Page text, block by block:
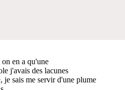
en a qu'une
j'avais des lacunes
je sais me servir d'une plume